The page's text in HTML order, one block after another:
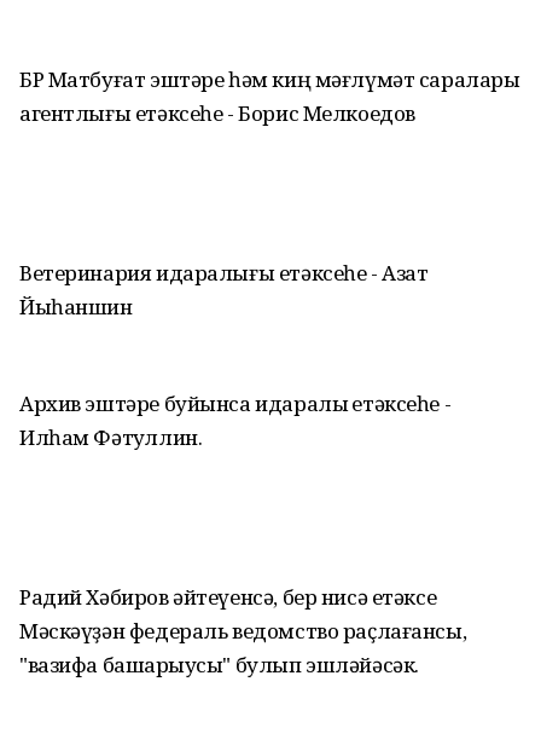
БР Матбуғат эштәре һәм киң мәғлүмәт саралары
агентлығы етәксеһе - Борис Мелкоедов
Ветеринария идаралығы етәксеһе - Азат
Йыһаншин
Архив эштәре буйынса идаралыҡ етәксеһе -
Илһам Фәтҡуллин.
Радий Хәбиров әйтеүенсә, бер нисә етәксе
Мәскәүҙән федераль ведомство раҫлағансы,
"вазифа башҡарыусы" булып эшләйәсәк.